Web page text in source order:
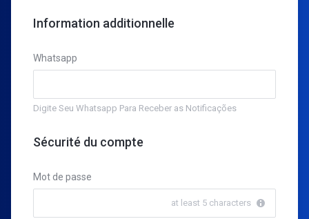
Information additionnelle
Whatsapp
Digite Seu Whatsapp Para Receber as Notificações
Sécurité du compte
Mot de passe
at least 5 characters